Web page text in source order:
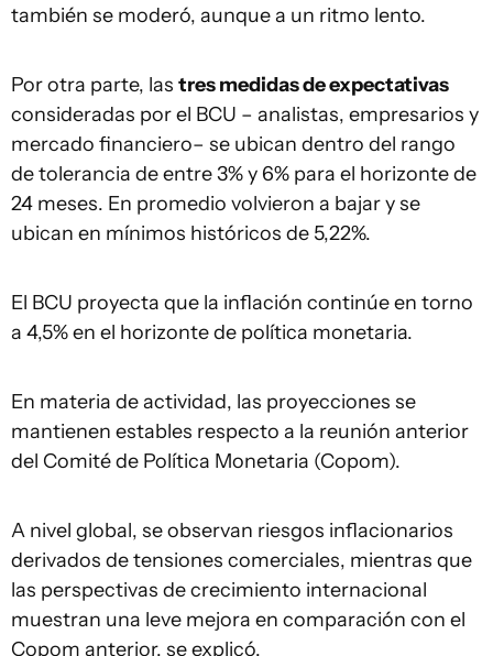
también se moderó, aunque a un ritmo lento.
Por otra parte, las tres medidas de expectativas
consideradas por el BCU – analistas, empresarios y
mercado financiero– se ubican dentro del rango
de tolerancia de entre 3% y 6% para el horizonte de
24 meses. En promedio volvieron a bajar y se
ubican en mínimos históricos de 5,22%.
El BCU proyecta que la inflación continúe en torno
a 4,5% en el horizonte de política monetaria.
En materia de actividad, las proyecciones se
mantienen estables respecto a la reunión anterior
del Comité de Política Monetaria (Copom).
A nivel global, se observan riesgos inflacionarios
derivados de tensiones comerciales, mientras que
las perspectivas de crecimiento internacional
muestran una leve mejora en comparación con el
Copom anterior, se explicó.